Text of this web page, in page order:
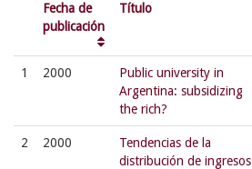
Fecha de
publicación
Título
1 2000
Public university in
Argentina: subsidizing
the rich?
2 2000
Tendencias de la
distribución de ingresos